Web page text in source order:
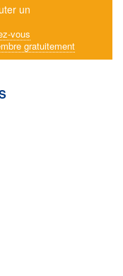
un
vous
gratuitement